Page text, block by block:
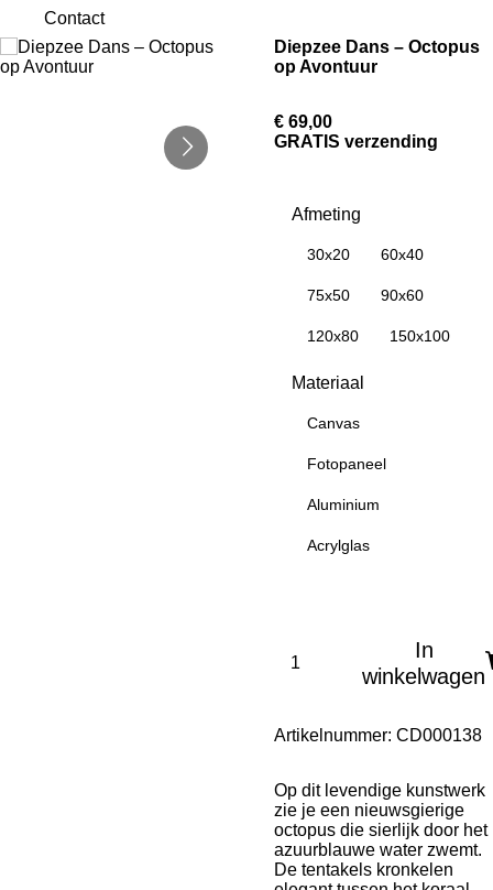
Contact
Diepzee Dans – Octopus
op Avontuur
€ 69,00
GRATIS verzending
Afmeting
30x20 60x40
75x50 90x60
120x80 150x100
Materiaal
Canvas
Fotopaneel
Aluminium
Acrylglas
In
winkelwagen
Artikelnummer: CD000138
Op dit levendige kunstwerk
zie je een nieuwsgierige
octopus die sierlijk door het
azuurblauwe water zwemt.
De tentakels kronkelen